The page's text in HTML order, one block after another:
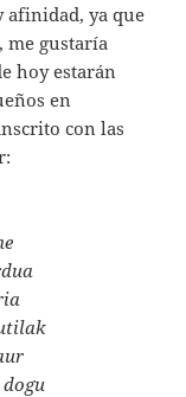
afinidad, ya que
me gustaría
hoy estarán
en
con las